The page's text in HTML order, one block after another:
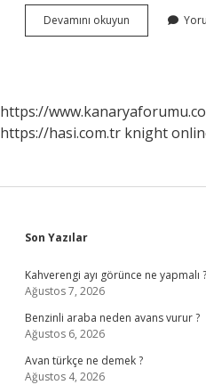
Devamını okuyun Vücudun
Yağ
https://
https://hasi.com.tr knight
Sidebar
Son Yazılar
Kahverengi ayı görünce ne yapmalı ?
Ağustos 7, 2026
Benzinli araba neden avans vurur ?
Ağustos 6, 2026
Avan türkçe ne demek ?
Ağustos 4, 2026